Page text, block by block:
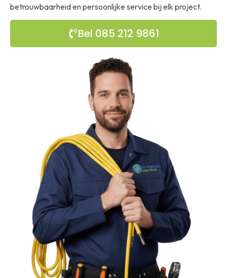
betrouwbaarheid en persoonlijke service bij elk project.
Bel 085 212 9861